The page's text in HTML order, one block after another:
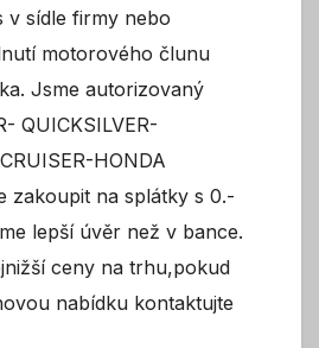
v sídle firmy nebo
motorového člunu
Jsme autorizovaný
QUICKSILVER-
HONDA
zakoupit na splátky s 0.-
lepší úvěr než v bance.
ceny na trhu,pokud
nabídku kontaktujte